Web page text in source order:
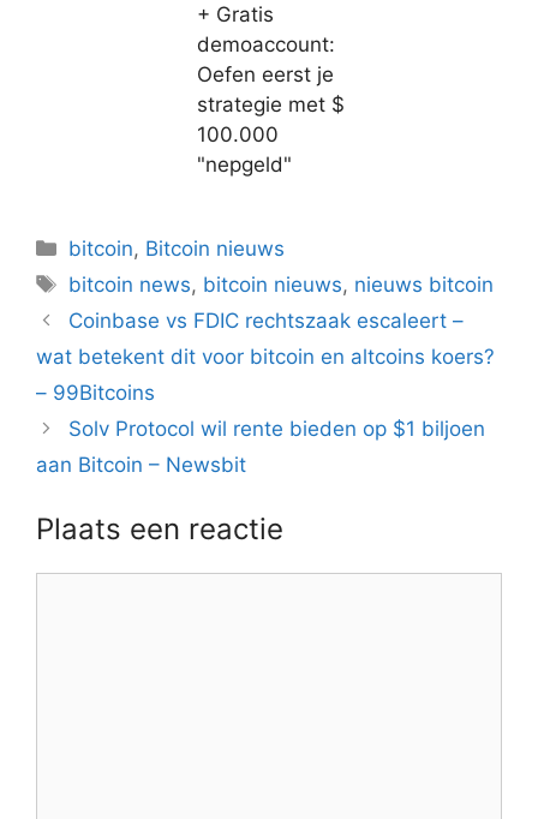
+ Gratis
demoaccount:
Oefen eerst je
strategie met $
100.000
"nepgeld"
Categorieën
bitcoin, Bitcoin nieuws
Tags
bitcoin news, bitcoin nieuws, nieuws bitcoin
Berichtnavigatie
Coinbase vs FDIC rechtszaak escaleert –
wat betekent dit voor bitcoin en altcoins koers?
– 99Bitcoins
Solv Protocol wil rente bieden op $1 biljoen
aan Bitcoin – Newsbit
Plaats een reactie